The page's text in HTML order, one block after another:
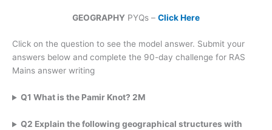
GEOGRAPHY PYQs – Click Here
Click on the question to see the model answer. Submit your
answers below and complete the 90-day challenge for RAS
Mains answer writing
Q1 What is the Pamir Knot? 2M
Q2 Explain the following geographical structures with